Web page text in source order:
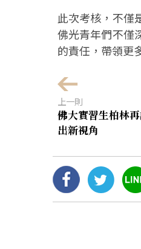
此次考核，不僅
佛光青年們不僅
的責任，帶領更
上一則
佛大實習生柏林
出新視角